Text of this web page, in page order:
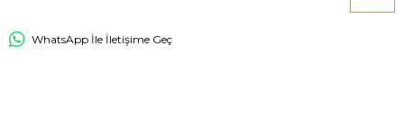
WhatsApp İle İletişime Geç